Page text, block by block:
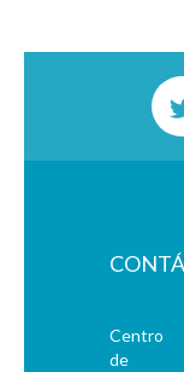
Centro
de